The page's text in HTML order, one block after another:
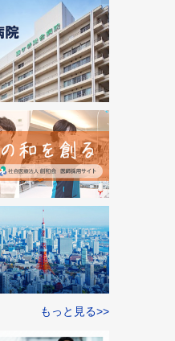
もっと見る>>